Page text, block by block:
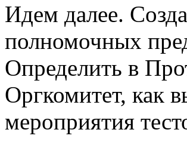
Идем далее.
полномочных
Определить в
Оргкомитет, как
мероприятия